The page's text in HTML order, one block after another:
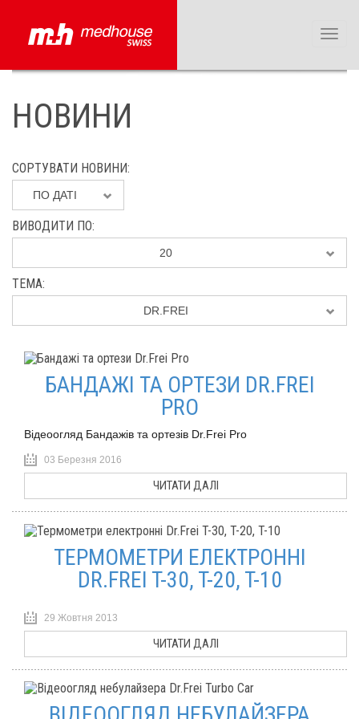
НОВИНИ
СОРТУВАТИ НОВИНИ
ПО ДАТІ
ВИВОДИТИ ПО
20
ТЕМА
DR.FREI
БАНДАЖІ ТА ОРТЕЗИ DR.FREI
PRO
Відеоогляд Бандажів та ортезів Dr.Frei Pro
03 Березня 2016
ЧИТАТИ ДАЛІ
ТЕРМОМЕТРИ ЕЛЕКТРОННІ
DR.FREI T-30, T-20, T-10
29 Жовтня 2013
ЧИТАТИ ДАЛІ